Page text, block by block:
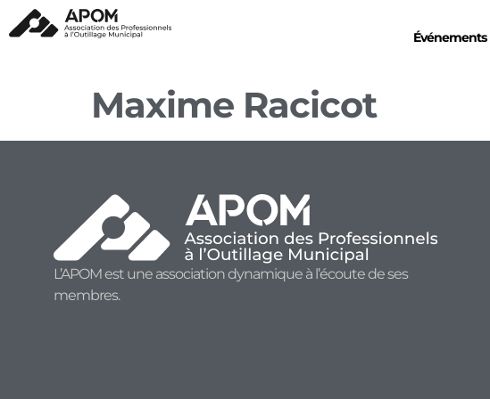
Événements
Maxime Racicot
L’APOM est une association dynamique à l’écoute de ses
membres.